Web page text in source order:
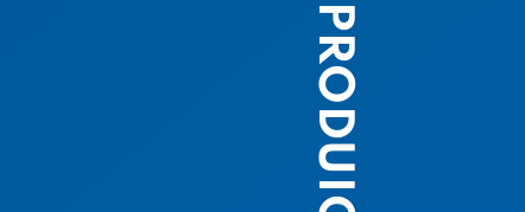
PRODUIOÙ